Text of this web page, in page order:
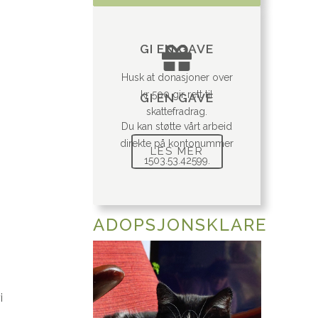
GI EN GAVE
Du kan støtte vårt arbeid
direkte på kontonummer
1503.53.42599.
GI EN GAVE
Husk at donasjoner over
kr 500 gir rett til
skattefradrag.
LES MER
ADOPSJONSKLARE